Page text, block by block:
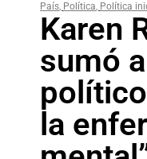
País, Política, Política
Karen
sumó
la